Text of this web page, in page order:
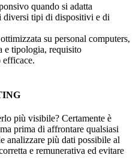
quando si adatta
diversi tipi di dispositivi e di
su personal computers,
e tipologia, requisito
efficace.
più visibile? Certamente è
prima di affrontare qualsiasi
analizzare più dati possibile al
e remunerativa ed evitare